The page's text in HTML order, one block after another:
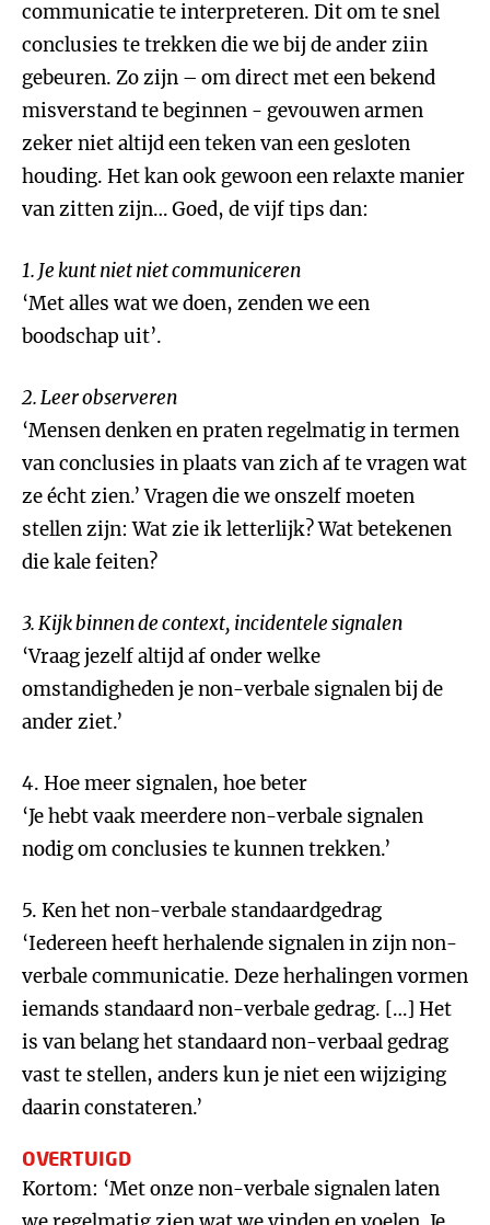
communicatie te interpreteren. Dit om te snel
conclusies te trekken die we bij de ander ziin
gebeuren. Zo zijn – om direct met een bekend
misverstand te beginnen - gevouwen armen
zeker niet altijd een teken van een gesloten
houding. Het kan ook gewoon een relaxte manier
van zitten zijn… Goed, de vijf tips dan:
1. Je kunt niet niet communiceren
‘Met alles wat we doen, zenden we een
boodschap uit’.
2. Leer observeren
‘Mensen denken en praten regelmatig in termen
van conclusies in plaats van zich af te vragen wat
ze écht zien.’ Vragen die we onszelf moeten
stellen zijn: Wat zie ik letterlijk? Wat betekenen
die kale feiten?
3. Kijk binnen de context, incidentele signalen
‘Vraag jezelf altijd af onder welke
omstandigheden je non-verbale signalen bij de
ander ziet.’
4. Hoe meer signalen, hoe beter
‘Je hebt vaak meerdere non-verbale signalen
nodig om conclusies te kunnen trekken.’
5. Ken het non-verbale standaardgedrag
‘Iedereen heeft herhalende signalen in zijn non-
verbale communicatie. Deze herhalingen vormen
iemands standaard non-verbale gedrag. […] Het
is van belang het standaard non-verbaal gedrag
vast te stellen, anders kun je niet een wijziging
daarin constateren.’
OVERTUIGD
Kortom: ‘Met onze non-verbale signalen laten